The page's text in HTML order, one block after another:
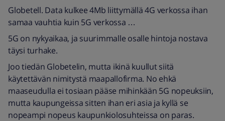
Globetell. Data kulkee 4Mb liittymällä 4G verkossa ihan
samaa vauhtia kuin 5G verkossa …
5G on nykyaikaa, ja suurimmalle osalle hintoja nostava
täysi turhake.
Joo tiedän Globetelin, mutta ikinä kuullut siitä
käytettävän nimitystä maapallofirma. No ehkä
maaseudulla ei tosiaan pääse mihinkään 5G nopeuksiin,
mutta kaupungeissa sitten ihan eri asia ja kyllä se
nopeampi nopeus kaupunkiolosuhteissa on paras.